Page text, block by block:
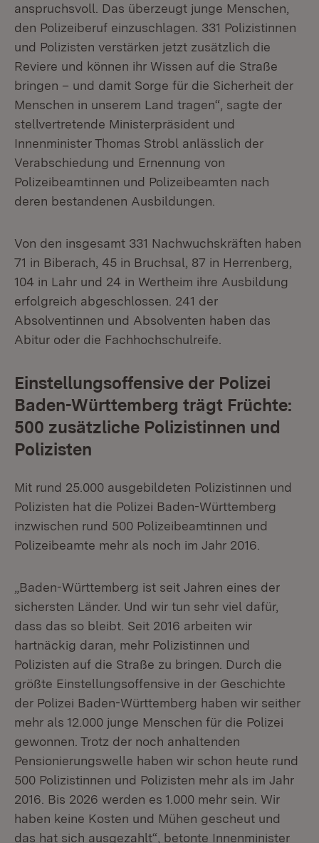
anspruchsvoll. Das überzeugt junge Menschen,
den Polizeiberuf einzuschlagen. 331 Polizistinnen
und Polizisten verstärken jetzt zusätzlich die
Reviere und können ihr Wissen auf die Straße
bringen – und damit Sorge für die Sicherheit der
Menschen in unserem Land tragen“, sagte der
stellvertretende Ministerpräsident und
Innenminister Thomas Strobl anlässlich der
Verabschiedung und Ernennung von
Polizeibeamtinnen und Polizeibeamten nach
deren bestandenen Ausbildungen.
Von den insgesamt 331 Nachwuchskräften haben
71 in Biberach, 45 in Bruchsal, 87 in Herrenberg,
104 in Lahr und 24 in Wertheim ihre Ausbildung
erfolgreich abgeschlossen. 241 der
Absolventinnen und Absolventen haben das
Abitur oder die Fachhochschulreife.
Einstellungsoffensive der Polizei
Baden-Württemberg trägt Früchte:
500 zusätzliche Polizistinnen und
Polizisten
Mit rund 25.000 ausgebildeten Polizistinnen und
Polizisten hat die Polizei Baden-Württemberg
inzwischen rund 500 Polizeibeamtinnen und
Polizeibeamte mehr als noch im Jahr 2016.
„Baden-Württemberg ist seit Jahren eines der
sichersten Länder. Und wir tun sehr viel dafür,
dass das so bleibt. Seit 2016 arbeiten wir
hartnäckig daran, mehr Polizistinnen und
Polizisten auf die Straße zu bringen. Durch die
größte Einstellungsoffensive in der Geschichte
der Polizei Baden-Württemberg haben wir seither
mehr als 12.000 junge Menschen für die Polizei
gewonnen. Trotz der noch anhaltenden
Pensionierungswelle haben wir schon heute rund
500 Polizistinnen und Polizisten mehr als im Jahr
2016. Bis 2026 werden es 1.000 mehr sein. Wir
haben keine Kosten und Mühen gescheut und
das hat sich ausgezahlt“, betonte Innenminister